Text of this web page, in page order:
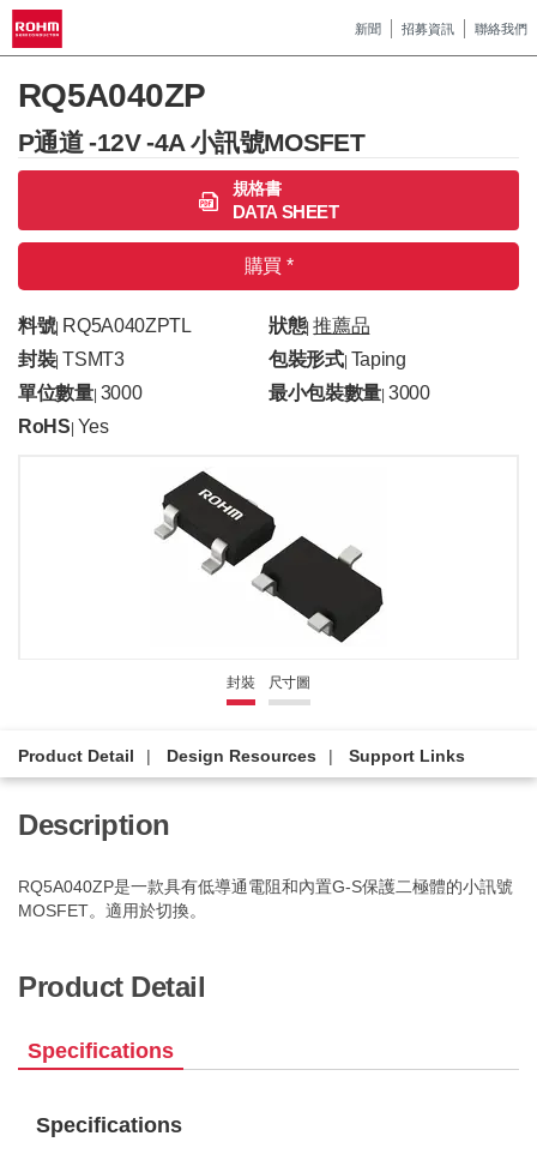
新聞 招募資訊 聯絡我們
RQ5A040ZP
P通道 -12V -4A 小訊號MOSFET
規格書
DATA SHEET
購買 *
料號| RQ5A040ZPTL 狀態|推薦品
封裝| TSMT3 包裝形式| Taping
單位數量| 3000 最小包裝數量 |3000
RoHS Yes
封裝 尺寸圖
Product Detail Design Resources Support Links
Description
RQ5A040ZP是一款具有低導通電阻和內置G-S保護二極體的小訊號
MOSFET。適用於切換。
Product Detail
Specifications
Specifications